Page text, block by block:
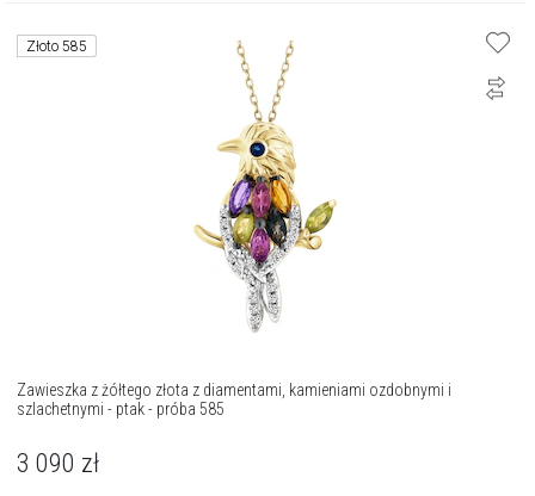
Złoto 585
Zawieszka z żółtego złota z diamentami, kamieniami ozdobnymi i
szlachetnymi - ptak - próba 585
3 090 zł